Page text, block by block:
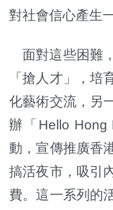
對社會信心產生
面對這些困難
「搶人才」，培
化藝術交流，另
辦「Hello
動，宣傳推廣香
搞活夜市，吸引
費。這一系列的